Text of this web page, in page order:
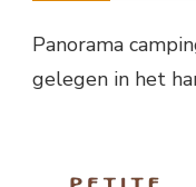
Panorama
gelegen in het